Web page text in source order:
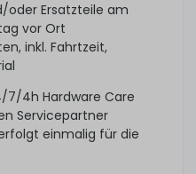
oder Ersatzteile am
vor Ort
inkl. Fahrtzeit,
7/4h Hardware Care
Servicepartner
einmalig für die